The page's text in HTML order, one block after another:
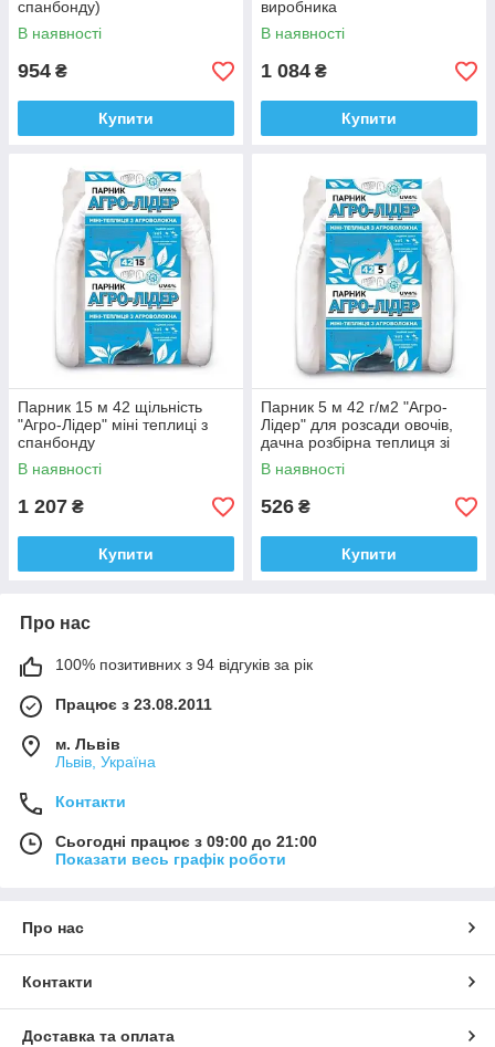
спанбонду)
В наявності
954 ₴
Купити
виробника
В наявності
1 084 ₴
Купити
Парник 15 м 42 щільність
"Агро-Лідер" міні теплиці з
спанбонду
В наявності
1 207 ₴
Купити
Парник 5 м 42 г/м2 "Агро-
Лідер" для розсади овочів,
дачна розбірна теплиця зі
спанбонду
В наявності
526 ₴
Купити
Про нас
100% позитивних з 94 відгуків за рік
Працює з 23.08.2011
м. Львів
Львів, Україна
Контакти
Сьогодні працює з 09:00 до 21:00
Показати весь графік роботи
Про нас
Контакти
Доставка та оплата